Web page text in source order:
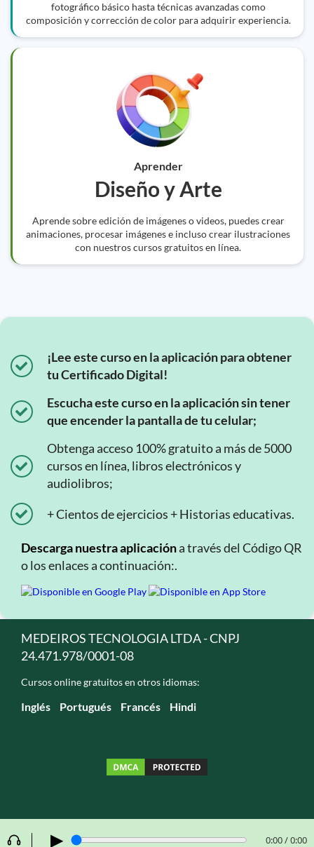
▶ 0:00 / 0:00
fotográfico básico hasta técnicas avanzadas como
composición y corrección de color para adquirir experiencia.
Aprender
Diseño y Arte
Aprende sobre edición de imágenes o videos, puedes crear
animaciones, procesar imágenes e incluso crear ilustraciones
con nuestros cursos gratuitos en línea.
¡Lee este curso en la aplicación para obtener
tu Certificado Digital!
Escucha este curso en la aplicación sin tener
que encender la pantalla de tu celular;
Obtenga acceso 100% gratuito a más de 5000
cursos en línea, libros electrónicos y
audiolibros;
+ Cientos de ejercicios + Historias educativas.
Descarga nuestra aplicacióna través del Código QR
o los enlaces a continuación:.
MEDEIROS TECNOLOGIA LTDA - CNPJ
24.471.978/0001-08
Cursos online gratuitos en otros idiomas:
Inglés Portugués Francés Hindi